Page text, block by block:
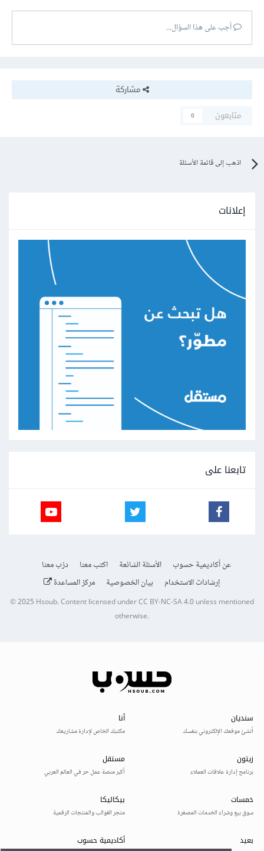
أجب على هذا السؤال...
مشاركة
متابعون
0
اذهب إلى قائمة الأسئلة
إعلانات
تابعنا على
عن أكاديمية حسوب الأسئلة الشائعة اكتب معنا
درّب معنا
إرشادات الاستخدام
بيان الخصوصية مركز المساعدة
© 2025Hsoub.Content licensed underCC BY-NC-SA 4.0unless mentioned
otherwise.